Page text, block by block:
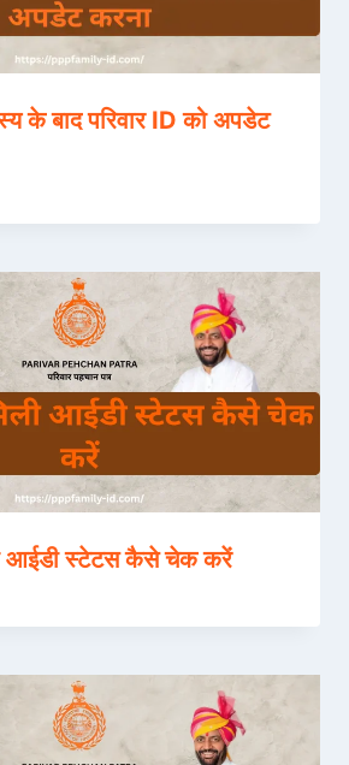
के बाद परिवार ID को अपडेट
आईडी स्टेटस कैसे चेक करें